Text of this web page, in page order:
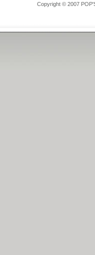
Copyright © 2007